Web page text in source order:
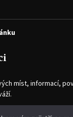
míst, informací,